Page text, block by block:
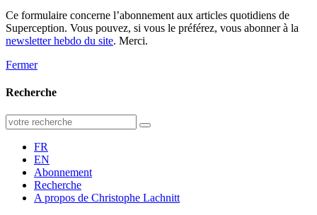
Ce formulaire concerne l’abonnement aux articles quotidiens de
Superception. Vous pouvez, si vous le préférez, vous abonner à la
newsletter hebdo du site. Merci.
Fermer
Recherche
Recherche
:
FR
EN
Abonnement
Recherche
A propos de Christophe Lachnitt